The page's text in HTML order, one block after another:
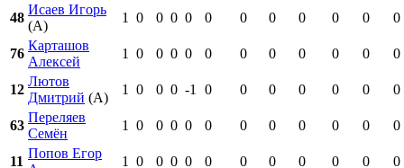
48
Исаев Игорь
(А)
1 0 0 0 0 0 0 0 0 0 0 0
76
Карташов
Алексей
1 0 0 0 0 0 0 0 0 0 0 0
12
Лютов
Дмитрий (А)
1 0 0 0 -1 0 0 0 0 0 0 0
63
Переляев
Семён
1 0 0 0 0 0 0 0 0 0 0 0
11
Попов Егор
1 0 0 0 0 0 0 0 0 0 0 0